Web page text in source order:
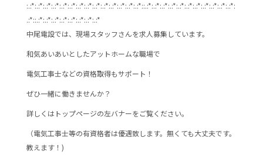
:.:*:.:*:.:*:.:*:.:*:.:*:.:*:.:*:.:*:.:*:.:*:.:*:.:*:.:*::.:*:.:*:.:*:.:*:.:*:.:*:.:*:.:*:.:*:.:*:.:*:
.:*::.:*:.:*:.:*:.:*:.:*:.:*:.:*:.:*
中尾電設では、現場スタッフさんを求人募集しています。
和気あいあいとしたアットホームな職場で
電気工事士などの資格取得もサポート！
ぜひ一緒に働きませんか？
詳しくはトップページの左バナーをご覧ください。
（電気工事士等の有資格者は優遇致します。無くても大丈夫です。
教えます！)